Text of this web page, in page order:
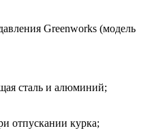
Greenworks (модель
сталь и алюминий;
отпускании курка;